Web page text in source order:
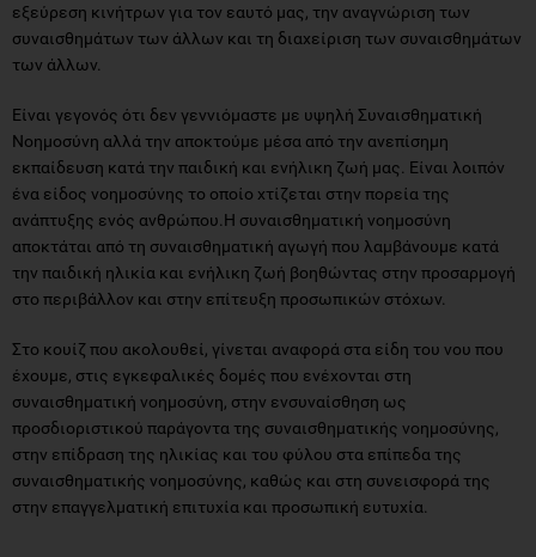
εξεύρεση κινήτρων για τον εαυτό μας, την αναγνώριση των
συναισθημάτων των άλλων και τη διαχείριση των συναισθημάτων
των άλλων.
Είναι γεγονός ότι δεν γεννιόμαστε με υψηλή Συναισθηματική
Νοημοσύνη αλλά την αποκτούμε μέσα από την ανεπίσημη
εκπαίδευση κατά την παιδική και ενήλικη ζωή μας. Είναι λοιπόν
ένα είδος νοημοσύνης το οποίο χτίζεται στην πορεία της
ανάπτυξης ενός ανθρώπου.Η συναισθηματική νοημοσύνη
αποκτάται από τη συναισθηματική αγωγή που λαμβάνουμε κατά
την παιδική ηλικία και ενήλικη ζωή βοηθώντας στην προσαρμογή
στο περιβάλλον και στην επίτευξη προσωπικών στόχων.
Στο κουίζ που ακολουθεί, γίνεται αναφορά στα είδη του νου που
έχουμε, στις εγκεφαλικές δομές που ενέχονται στη
συναισθηματική νοημοσύνη, στην ενσυναίσθηση ως
προσδιοριστικού παράγοντα της συναισθηματικής νοημοσύνης,
στην επίδραση της ηλικίας και του φύλου στα επίπεδα της
συναισθηματικής νοημοσύνης, καθώς και στη συνεισφορά της
στην επαγγελματική επιτυχία και προσωπική ευτυχία.